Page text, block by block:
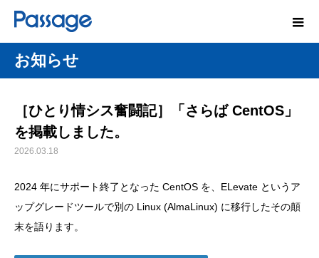
お知らせ
［ひとり情シス奮闘記］「さらば CentOS」
を掲載しました。
2026.03.18
2024 年にサポート終了となった CentOS を、ELevate というア
ップグレードツールで別の Linux (AlmaLinux) に移行したその顛
末を語ります。